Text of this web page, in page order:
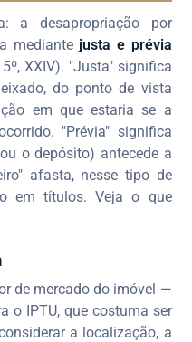
a desapropriação por
mediante justa e prévia
XXIV). "Justa" significa
do ponto de vista
em que estaria se a
"Prévia" significa
o depósito) antecede a
afasta, nesse tipo de
em títulos. Veja o que
de mercado do imóvel —
o IPTU, que costuma ser
a localização, a